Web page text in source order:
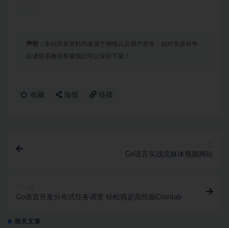
声明： 本站所有资料均来源于网络以及用户发布，如对资源有争
议请联系微信客服我们可以安排下架！
收藏 海报 链接
Go语言实战流媒体视频网站
Go语言开发分布式任务调度 轻松搞定高性能Crontab
相关文章